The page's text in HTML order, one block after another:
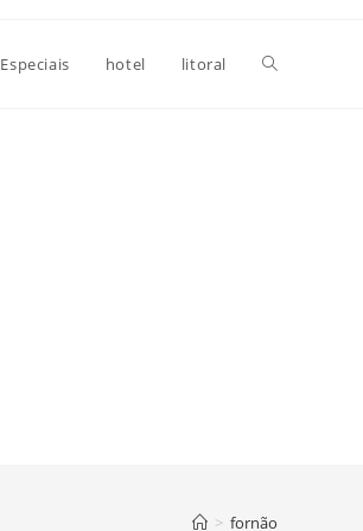
Especiais hotel litoral Alternar
> fornão